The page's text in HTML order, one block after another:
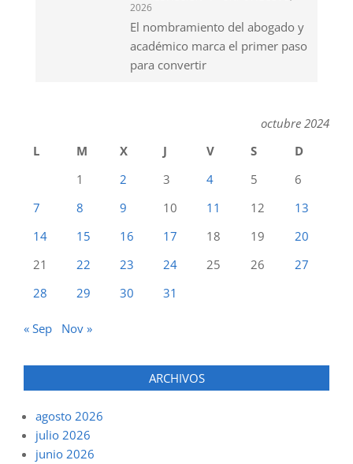
2026
El nombramiento del abogado y
académico marca el primer paso
para convertir
octubre 2024
L
M X J V S
D
1
2 3 4 5
6
7
8 9 10 11 12
13
14
15 16 17 18 19
20
21
22 23 24 25 26
27
28
29 30 31
« Sep Nov »
ARCHIVOS
agosto 2026
julio 2026
junio 2026